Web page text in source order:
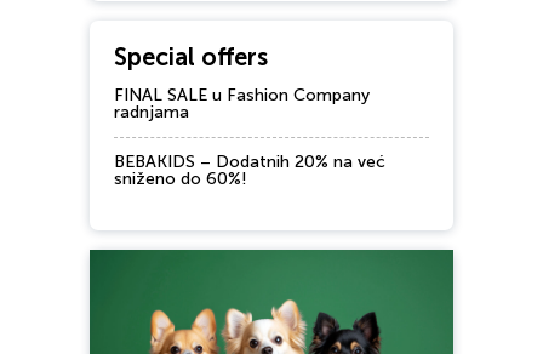
Special offers
FINAL SALE u Fashion Company
radnjama
BEBAKIDS – Dodatnih 20% na već
sniženo do 60%!